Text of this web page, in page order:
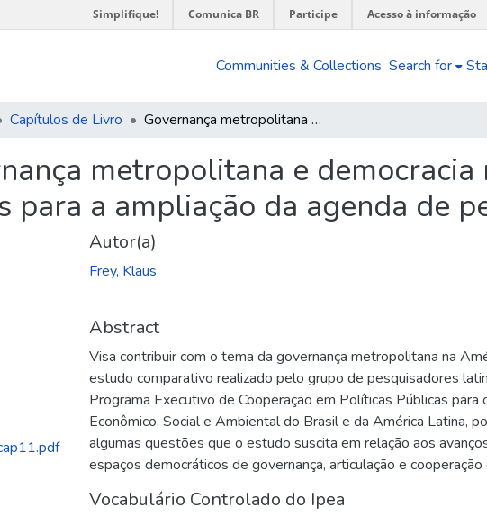
Simplifique! Comunica BR Participe Acesso à informação
Communities & Collections Search for
Capítulos de Livro Governança metropolitana e democracia na América Latina : algumas sugestões para a ampliação da agenda de pesquisa
metropolitana e democracia
para a ampliação da agenda de
Autor(a)
Frey, Klaus
Abstract
Visa contribuir com o tema da governança metropolitana na
estudo comparativo realizado pelo grupo de pesquisadores
Programa Executivo de Cooperação em Políticas Públicas
Econômico, Social e Ambiental do Brasil e da América Latina,
algumas questões que o estudo suscita em relação aos
espaços democráticos de governança, articulação e
Vocabulário Controlado do Ipea